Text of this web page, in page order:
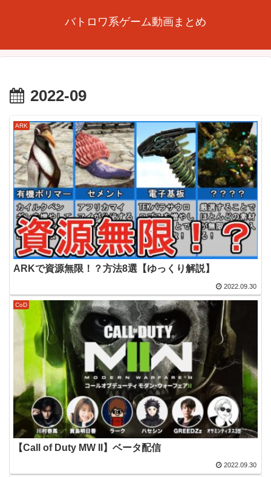
バトロワ系ゲーム動画まとめ
2022-09
ARK
ARKで資源無限！？方法8選【ゆっくり解説】
2022.09.30
CoD
【Call of Duty MW II】ベータ配信
2022.09.30